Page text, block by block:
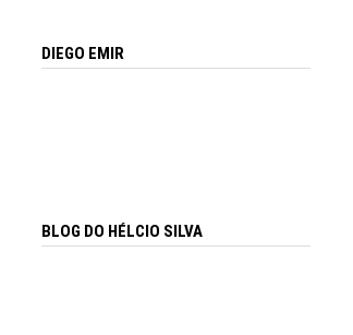
DIEGO EMIR
BLOG DO HÉLCIO SILVA